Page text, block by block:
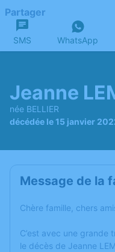
Partager
SMS WhatsApp
Jeanne
née BELLIER
décédée le 15 janvier
Message de la
Chère famille, chers
C’est avec une grande
le décès de Jeanne